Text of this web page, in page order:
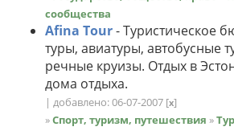
сообщества
Afina Tour- Туристическое
туры, авиатуры, автобусные
речные круизы. Отдых в
дома отдыха.
| добавлено: 06-07-2007 [x]
»Спорт, туризм, путешествия »